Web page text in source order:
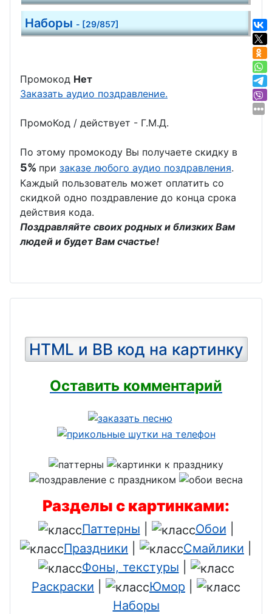
Наборы - [29/857]
Промокод Нет
Заказать аудио поздравление.
ПромоКод / действует - Г.М.Д.
По этому промокоду Вы получаете скидку в
5% при заказе любого аудио поздравления.
Каждый пользователь может оплатить со
скидкой одно поздравление до конца срока
действия кода.
Поздравляйте своих родных и близких Вам
людей и будет Вам счастье!
HTML и BB код на картинку
Оставить комментарий
Разделы с картинками:
Паттерны Обои
Праздники
Смайлики
Фоны, текстуры
Раскраски
Юмор
Наборы